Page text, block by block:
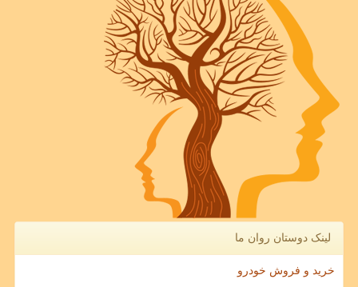
لینک دوستان روان ما
خرید و فروش خودرو